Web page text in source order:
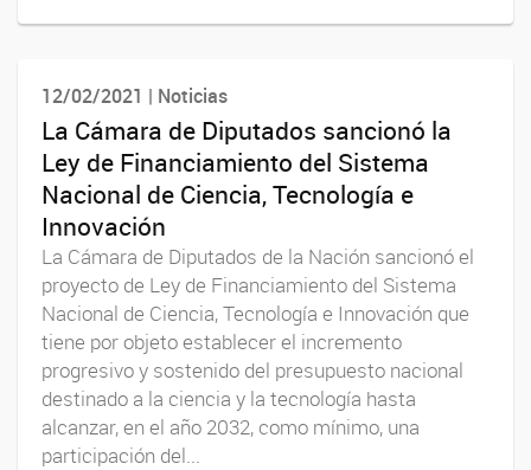
12/02/2021 | Noticias
La Cámara de Diputados sancionó la
Ley de Financiamiento del Sistema
Nacional de Ciencia, Tecnología e
Innovación
La Cámara de Diputados de la Nación sancionó el
proyecto de Ley de Financiamiento del Sistema
Nacional de Ciencia, Tecnología e Innovación que
tiene por objeto establecer el incremento
progresivo y sostenido del presupuesto nacional
destinado a la ciencia y la tecnología hasta
alcanzar, en el año 2032, como mínimo, una
participación del...